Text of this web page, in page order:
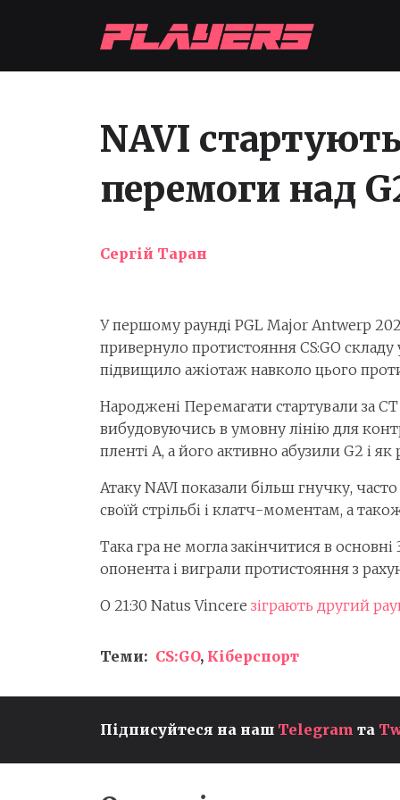
NAVI
перемоги над
Сергій Таран
У першому раунді PGL Major Antwerp
привернуло протистояння CS:GO складу
підвищило ажіотаж навколо цього
Народжені Перемагати стартували за
вибудовуючись в умовну лінію для
пленті А, а його активно абузили G2 і
Атаку NAVI показали більш гнучку,
своїй стрільбі і клатч-моментам, а
Така гра не могла закінчитися в
опонента і виграли протистояння з
О 21:30 Natus Vincere зіграють другий
Теми: CS:GO, Кіберспорт
Підписуйтеся на наш Telegram та
RBLZ SOUMA13 ЗАВЕРШУЄ
ВИСТУП НА FC PRO MOBILE
26 MID-SEASON PLAYOFFS,